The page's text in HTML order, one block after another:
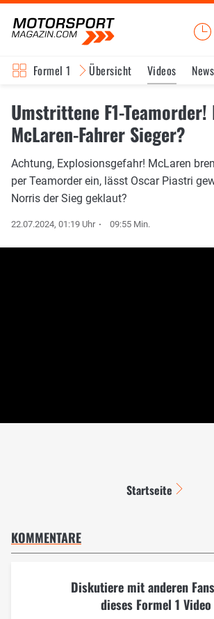
Formel 1 Übersicht Videos News
Umstrittene F1-Teamorder!
McLaren-Fahrer Sieger?
Achtung, Explosionsgefahr! McLaren
per Teamorder ein, lässt Oscar Piastri
Norris der Sieg geklaut?
22.07.2024, 01:19 Uhr 09:55 Min.
Startseite
KOMMENTARE
Diskutiere mit anderen
dieses Formel 1 Video